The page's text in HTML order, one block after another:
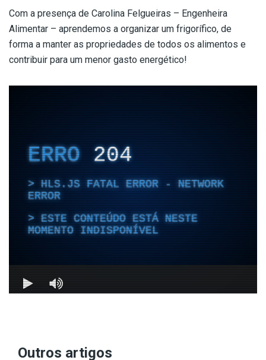
Com a presença de Carolina Felgueiras – Engenheira
Alimentar – aprendemos a organizar um frigorífico, de
forma a manter as propriedades de todos os alimentos e
contribuir para um menor gasto energético!
Outros artigos